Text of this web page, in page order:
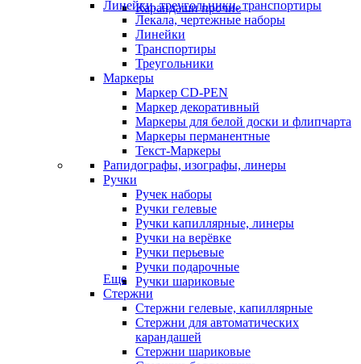
Карандаши прочие
Линейки, треугольники, транспортиры
Лекала, чертежные наборы
Линейки
Транспортиры
Треугольники
Маркеры
Маркер CD-PEN
Маркер декоративный
Маркеры для белой доски и флипчарта
Маркеры перманентные
Текст-Маркеры
Рапидографы, изографы, линеры
Ручки
Ручек наборы
Ручки гелевые
Ручки капиллярные, линеры
Ручки на верёвке
Ручки перьевые
Ручки подарочные
Ручки шариковые
Еще
Стержни
Стержни гелевые, капиллярные
Стержни для автоматических
карандашей
Стержни шариковые